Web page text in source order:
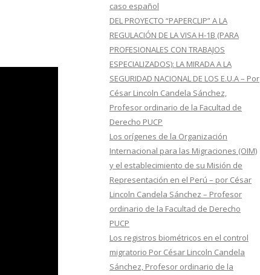
caso español
DEL PROYECTO “PAPERCLIP” A LA
REGULACIÓN DE LA VISA H-1B (PARA
PROFESIONALES CON TRABAJOS
ESPECIALIZADOS): LA MIRADA A LA
SEGURIDAD NACIONAL DE LOS E.U.A – Por
César Lincoln Candela Sánchez,
Profesor ordinario de la Facultad de
Derecho PUCP
Los orígenes de la Organización
Internacional para las Migraciones (OIM)
y el establecimiento de su Misión de
Representación en el Perú – por César
Lincoln Candela Sánchez – Profesor
ordinario de la Facultad de Derecho
PUCP
Los registros biométricos en el control
migratorio Por César Lincoln Candela
Sánchez, Profesor ordinario de la